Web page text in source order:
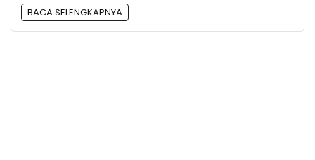
BACA SELENGKAPNYA